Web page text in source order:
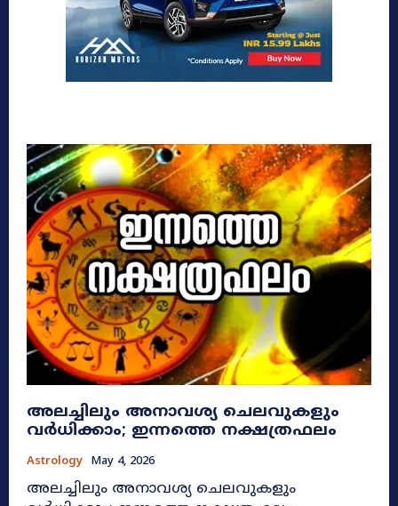
അലച്ചിലും അനാവശ്യ ചെലവുകളും
വർധിക്കാം; ഇന്നത്തെ നക്ഷത്രഫലം
Astrology May 4, 2026
അലച്ചിലും അനാവശ്യ ചെലവുകളും